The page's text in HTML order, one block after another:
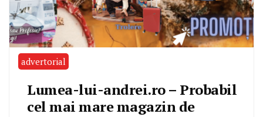
advertorial
Lumea-lui-andrei.ro – Probabil
cel mai mare magazin de